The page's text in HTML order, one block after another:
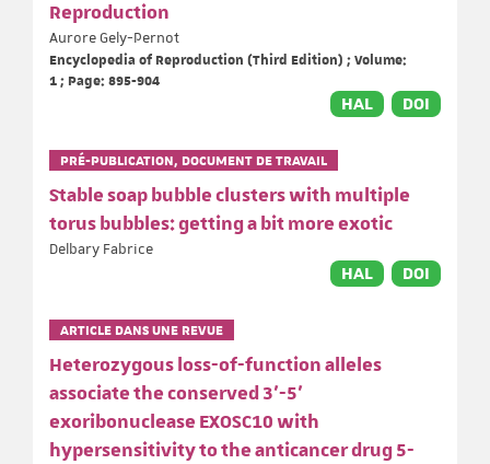
Reproduction
Aurore Gely-Pernot
Encyclopedia of Reproduction (Third Edition) ; Volume:
1 ; Page: 895-904
HAL DOI
PRÉ-PUBLICATION, DOCUMENT DE TRAVAIL
Stable soap bubble clusters with multiple
torus bubbles: getting a bit more exotic
Delbary Fabrice
HAL DOI
ARTICLE DANS UNE REVUE
Heterozygous loss-of-function alleles
associate the conserved 3'-5'
exoribonuclease EXOSC10 with
hypersensitivity to the anticancer drug 5-